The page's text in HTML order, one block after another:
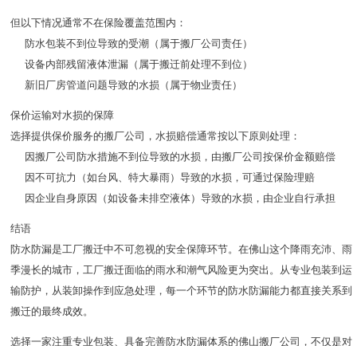
但以下情况通常不在保险覆盖范围内：
防水包装不到位导致的受潮（属于搬厂公司责任）
设备内部残留液体泄漏（属于搬迁前处理不到位）
新旧厂房管道问题导致的水损（属于物业责任）
保价运输对水损的保障
选择提供保价服务的搬厂公司，水损赔偿通常按以下原则处理：
因搬厂公司防水措施不到位导致的水损，由搬厂公司按保价金额赔偿
因不可抗力（如台风、特大暴雨）导致的水损，可通过保险理赔
因企业自身原因（如设备未排空液体）导致的水损，由企业自行承担
结语
防水防漏是工厂搬迁中不可忽视的安全保障环节。在佛山这个降雨充沛、雨
季漫长的城市，工厂搬迁面临的雨水和潮气风险更为突出。从专业包装到运
输防护，从装卸操作到应急处理，每一个环节的防水防漏能力都直接关系到
搬迁的最终成效。
选择一家注重专业包装、具备完善防水防漏体系的佛山搬厂公司，不仅是对